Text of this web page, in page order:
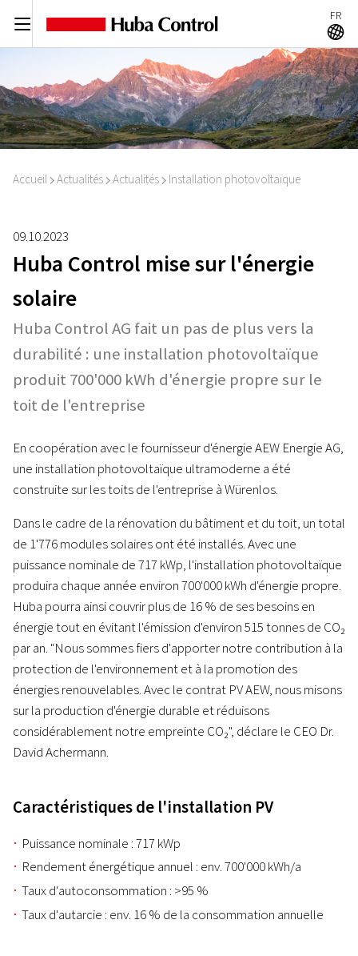
C FR
A
Accueil I Actualités I Actualités I Installation photovoltaïque
09.10.2023
Huba Control mise sur l'énergie
solaire
Huba Control AG fait un pas de plus vers la
durabilité : une installation photovoltaïque
produit 700'000 kWh d'énergie propre sur le
toit de l'entreprise
En coopération avec le fournisseur d'énergie AEW Energie AG,
une installation photovoltaïque ultramoderne a été
construite sur les toits de l'entreprise à Würenlos.
Dans le cadre de la rénovation du bâtiment et du toit, un total
de 1'776 modules solaires ont été installés. Avec une
puissance nominale de 717 kWp, l'installation photovoltaïque
produira chaque année environ 700'000 kWh d'énergie propre.
Huba pourra ainsi couvrir plus de 16 % de ses besoins en
énergie tout en évitant l'émission d'environ 515 tonnes de CO₂
par an. "Nous sommes fiers d'apporter notre contribution à la
protection de l'environnement et à la promotion des
énergies renouvelables. Avec le contrat PV AEW, nous misons
sur la production d'énergie durable et réduisons
considérablement notre empreinte CO₂", déclare le CEO Dr.
David Achermann.
Caractéristiques de l'installation PV
Puissance nominale : 717 kWp
Rendement énergétique annuel : env. 700'000 kWh/a
Taux d'autoconsommation : >95 %
Taux d'autarcie : env. 16 % de la consommation annuelle